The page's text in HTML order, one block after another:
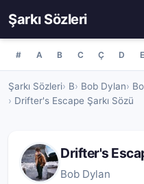
Şarkı Sözleri
# A B C Ç D E
Şarkı Sözleri B Bob Dylan
Drifter's Escape Şarkı Sözü
Drifter's
Bob Dylan